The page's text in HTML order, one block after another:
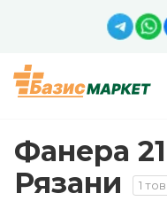
Фанера
Рязани
1